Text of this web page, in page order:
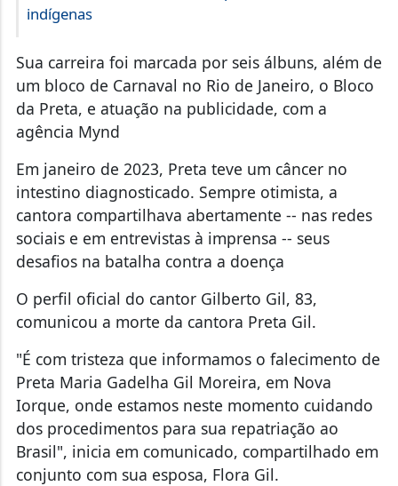
indígenas
Sua carreira foi marcada por seis álbuns, além de
um bloco de Carnaval no Rio de Janeiro, o Bloco
da Preta, e atuação na publicidade, com a
agência Mynd
Em janeiro de 2023, Preta teve um câncer no
intestino diagnosticado. Sempre otimista, a
cantora compartilhava abertamente -- nas redes
sociais e em entrevistas à imprensa -- seus
desafios na batalha contra a doença
O perfil oficial do cantor Gilberto Gil, 83,
comunicou a morte da cantora Preta Gil.
"É com tristeza que informamos o falecimento de
Preta Maria Gadelha Gil Moreira, em Nova
Iorque, onde estamos neste momento cuidando
dos procedimentos para sua repatriação ao
Brasil", inicia em comunicado, compartilhado em
conjunto com sua esposa, Flora Gil.